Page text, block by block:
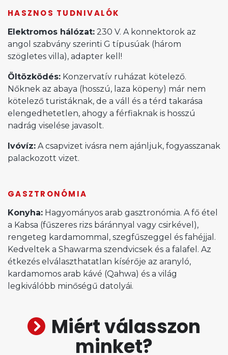
HASZNOS TUDNIVALÓK
Elektromos hálózat: 230 V. A konnektorok az
angol szabvány szerinti G típusúak (három
szögletes villa), adapter kell!
Öltözködés: Konzervatív ruházat kötelező.
Nőknek az abaya (hosszú, laza köpeny) már nem
kötelező turistáknak, de a váll és a térd takarása
elengedhetetlen, ahogy a férfiaknak is hosszú
nadrág viselése javasolt.
Ivóvíz: A csapvizet ivásra nem ajánljuk, fogyasszanak
palackozott vizet.
GASZTRONÓMIA
Konyha: Hagyományos arab gasztronómia. A fő étel
a Kabsa (fűszeres rizs báránnyal vagy csirkével),
rengeteg kardamommal, szegfűszeggel és fahéjjal.
Kedveltek a Shawarma szendvicsek és a falafel. Az
étkezés elválaszthatatlan kísérője az aranyló,
kardamomos arab kávé (Qahwa) és a világ
legkiválóbb minőségű datolyái.
Miért válasszon
minket?